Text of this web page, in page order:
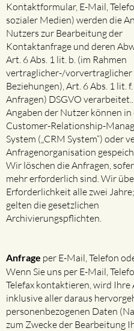
Kontaktformular, E-Mail,
sozialer Medien) werden die
Nutzers zur Bearbeitung der
Kontaktanfrage und deren
Art. 6 Abs. 1 lit. b. (im Rahmen
vertraglicher-/vorvertraglicher
Beziehungen), Art. 6 Abs. 1 lit.
Anfragen) DSGVO
Angaben der Nutzer können in
Customer-Relationship-
System („CRM System“) oder
Anfragenorganisation
Wir löschen die Anfragen,
mehr erforderlich sind. Wir
Erforderlichkeit alle zwei
gelten die gesetzlichen
Archivierungspflichten.
Anfrage per E-Mail, Telefon
Wenn Sie uns per E-Mail,
Telefax kontaktieren, wird Ihre
inklusive aller daraus
personenbezogenen Daten
zum Zwecke der Bearbeitung